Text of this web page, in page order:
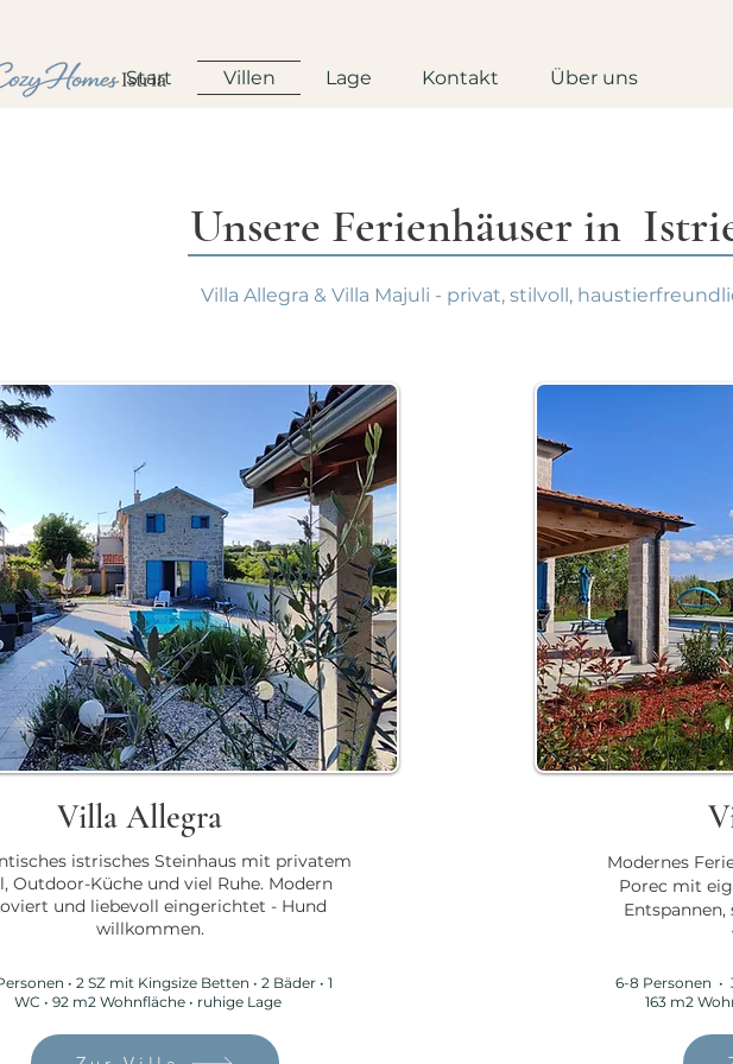
Start Villen Lage Kontakt Über uns
Unsere Ferienhäuser in
Villa Allegra & Villa Majuli - privat, stilvoll,
Villa Allegra
istrisches Steinhaus mit privatem
Outdoor-Küche und viel Ruhe. Modern
und liebevoll eingerichtet - Hund
willkommen.
• 2 SZ mit Kingsize Betten • 2 Bäder • 1
WC • 92 m2 Wohnfläche • ruhige Lage
Modernes
Porec mit
6-8 Personen •
163 m2